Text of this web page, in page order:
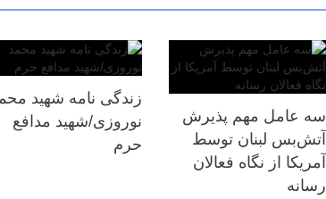
سه عامل مهم پذیرش
آتش‌بس لبنان توسط
آمریکا از نگاه فعالان
رسانه
زندگی نامه شهید
نوروزی/شهید مدافع
حرم